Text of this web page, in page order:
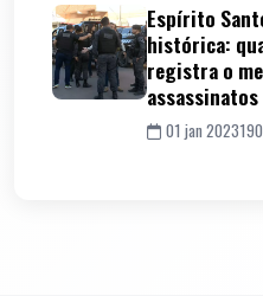
Espírito
histórica:
registra o
01 jan 2023